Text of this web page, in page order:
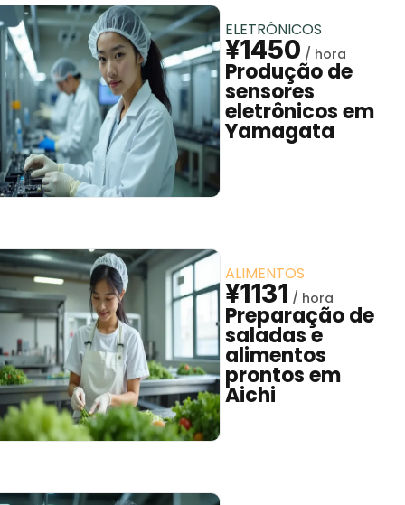
ELETRÔNICOS
¥1450
Produção de
sensores
eletrônicos em
Yamagata
ALIMENTOS
¥1131
Preparação de
saladas e
alimentos
prontos em
Aichi